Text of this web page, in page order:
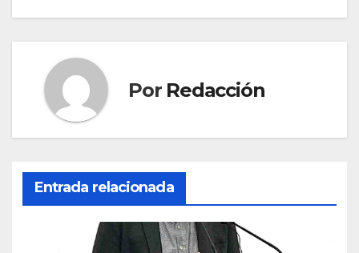
Por Redacción
Entrada relacionada